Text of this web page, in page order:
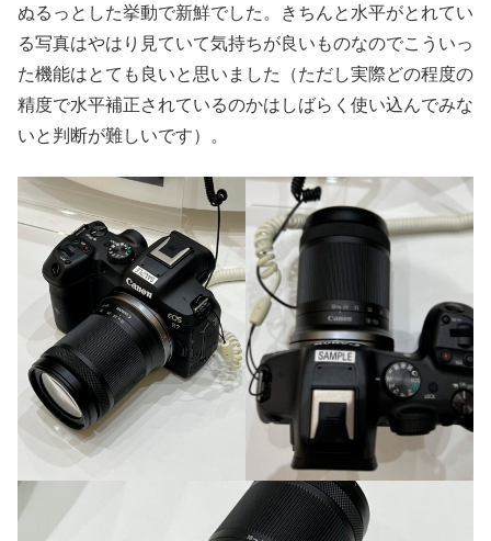
ぬるっとした挙動で新鮮でした。きちんと水平がとれてい
る写真はやはり見ていて気持ちが良いものなのでこういっ
た機能はとても良いと思いました（ただし実際どの程度の
精度で水平補正されているのかはしばらく使い込んでみな
いと判断が難しいです）。